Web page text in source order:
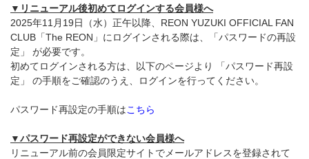
▼リニューアル後初めてログインする会員様へ
2025年11月19日（水）正午以降、REON YUZUKI OFFICIAL FAN
CLUB「The REON」にログインされる際は、「パスワードの再設
定」 が必要です。
初めてログインされる方は、以下のページより 「パスワード再設
定」 の手順をご確認のうえ、ログインを行ってください。
パスワード再設定の手順はこちら
▼パスワード再設定ができない会員様へ
リニューアル前の会員限定サイトでメールアドレスを登録されて